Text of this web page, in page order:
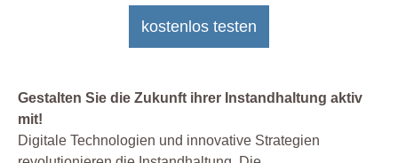
kostenlos testen
Gestalten Sie die Zukunft ihrer Instandhaltung aktiv
mit!
Digitale Technologien und innovative Strategien